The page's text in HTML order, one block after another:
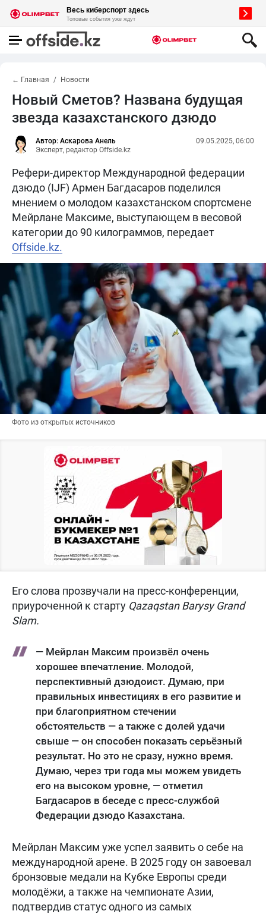
← Главная Новости
Новый Сметов? Названа будущая
звезда казахстанского дзюдо
Автор: Аскарова Анель
Эксперт, редактор Offside.kz
09.05.2025, 06:00
Рефери-директор Международной федерации
дзюдо (IJF) Армен Багдасаров поделился
мнением о молодом казахстанском спортсмене
Мейрлане Максиме, выступающем в весовой
категории до 90 килограммов, передает
Offside.kz.
Фото из открытых источников
Его слова прозвучали на пресс-конференции,
приуроченной к старту Qazaqstan Barysy Grand
Slam.
— Мейрлан Максим произвёл очень
хорошее впечатление. Молодой,
перспективный дзюдоист. Думаю, при
правильных инвестициях в его развитие и
при благоприятном стечении
обстоятельств — а также с долей удачи
свыше — он способен показать серьёзный
результат. Но это не сразу, нужно время.
Думаю, через три года мы можем увидеть
его на высоком уровне, — отметил
Багдасаров в беседе с пресс-службой
Федерации дзюдо Казахстана.
Мейрлан Максим уже успел заявить о себе на
международной арене. В 2025 году он завоевал
бронзовые медали на Кубке Европы среди
молодёжи, а также на чемпионате Азии,
подтвердив статус одного из самых